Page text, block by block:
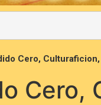
Cero,
Cero,